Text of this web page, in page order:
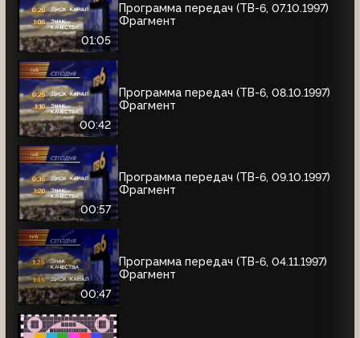
01:05
Программа передач (ТВ-6, 07.10.1997)
Фрагмент
00:42
Программа передач (ТВ-6, 08.10.1997)
Фрагмент
00:57
Программа передач (ТВ-6, 09.10.1997)
Фрагмент
00:47
Программа передач (ТВ-6, 04.11.1997)
Фрагмент